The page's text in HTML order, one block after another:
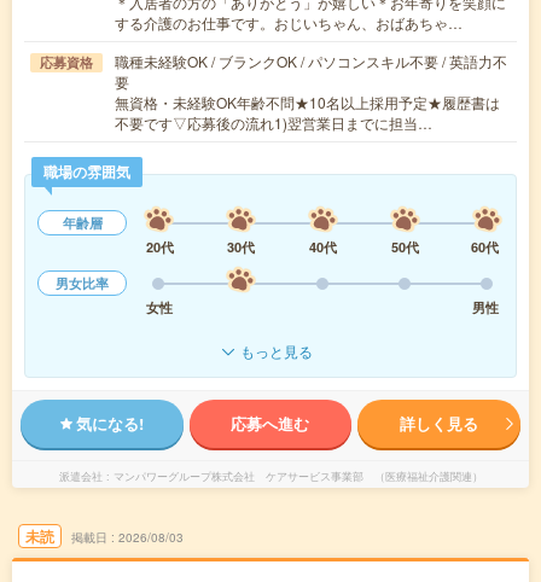
する介護のお仕事です。おじいちゃん、おばあちゃ…
応募資格
職種未経験OK / ブランクOK / パソコンスキル不要 / 英語力不
要
無資格・未経験OK年齢不問★10名以上採用予定★履歴書は
不要です▽応募後の流れ1)翌営業日までに担当…
職場の雰囲気
年齢層
20代
30代 40代 50代
60代
男女比率
女性
男性
もっと見る
気になる! 応募へ進む 詳しく見る
派遣会社 マンパワーグループ株式会社 ケアサービス事業部 （医療福祉介護関連）
未読 掲載日 2026/08/03